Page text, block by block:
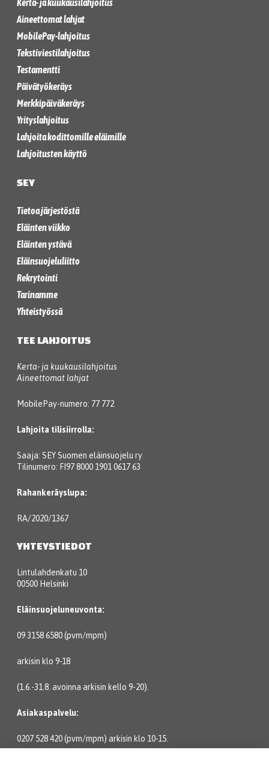
Kerta- ja kuukausilahjoitus
Aineettomat lahjat
MobilePay-lahjoitus
Tekstiviestilahjoitus
Testamentti
Päivätyökeräys
Merkkipäiväkeräys
Yrityslahjoitus
Lahjoita kodittomille eläimille
Lahjoitusten käyttö
SEY
Tietoa järjestöstä
Eläinten viikko
Eläinten ystävä
Eläinsuojeluliitto
Rekrytointi
Tarinamme
Yhteistyössä
TEE LAHJOITUS
Kerta- ja kuukausilahjoitus
Aineettomat lahjat
MobilePay-numero: 77 772
Lahjoita tilisiirrolla:
Saaja: SEY Suomen eläinsuojelu ry
Tilinumero: FI97 8000 1901 0617 63
Rahankeräyslupa:
RA/2020/1367
YHTEYSTIEDOT
Lintulahdenkatu 10
00500 Helsinki
Eläinsuojeluneuvonta:
09 3158 6580 (pvm/mpm)
arkisin klo 9-18
(1.6.-31.8. avoinna arkisin kello 9-20).
Asiakaspalvelu:
0207 528 420 (pvm/mpm) arkisin klo 10-15.